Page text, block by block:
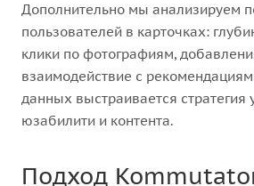
Дополнительно мы анализируем
пользователей в карточках:
клики по фотографиям,
взаимодействие с
данных выстраивается стратегия
юзабилити и контента.
Подход